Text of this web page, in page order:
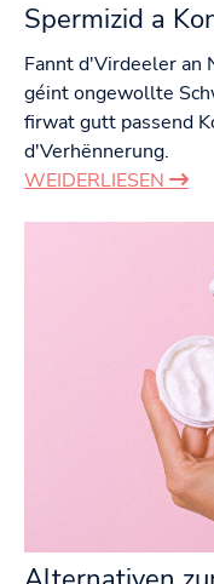
Spermizid a
Fannt d'Virdeeler an
géint ongewollte
firwat gutt passend
d'Verhënnerung.
WEIDERLIESEN